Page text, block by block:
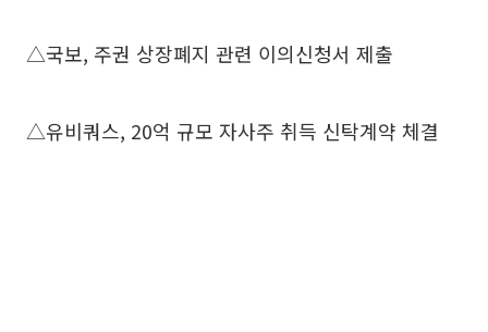
△국보, 주권 상장폐지 관련 이의신청서 제출
△유비쿼스, 20억 규모 자사주 취득 신탁계약 체결